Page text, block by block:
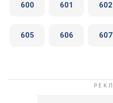
600 601 602
605 606 607